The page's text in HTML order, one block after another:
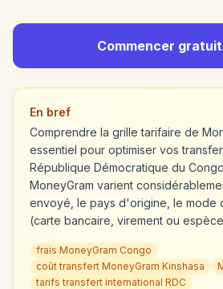
Commencer
En bref
Comprendre la grille tarifaire de
essentiel pour optimiser vos
République Démocratique du
MoneyGram varient
envoyé, le pays d'origine, le mode
(carte bancaire, virement ou
frais MoneyGram Congo
coût transfert MoneyGram Kinshasa
tarifs transfert international RDC